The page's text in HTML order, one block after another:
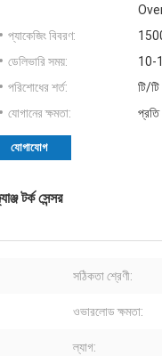
প্যাকেজিং বিবরণ:
ডেলিভারি সময়:
10-
পরিশোধের শর্ত:
টি/টি
যোগানের ক্ষমতা:
প্রতি
যোগাযোগ
টর্ক সেন্সর
সঠিকতা শ্রেণী:
ওভারলোড ক্ষমতা:
ল্যাগ: